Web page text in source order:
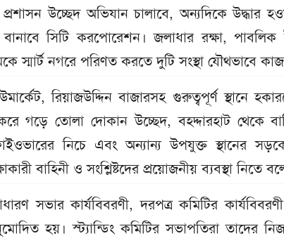
উচ্ছেদ অভিযান চালাবে, অন্যদিকে উদ্ধার
সিটি করপোরেশন। জলাধার রক্ষা, পাবলিক
স্মার্ট নগরে পরিণত করতে দুটি সংস্থা যৌথভাবে
রিয়াজউদ্দিন বাজারসহ গুরুত্বপূর্ণ স্থানে
গড়ে তোলা দোকান উচ্ছেদ, বহদ্দারহাট থেকে
নিচে এবং অন্যান্য উপযুক্ত স্থানের
বাহিনী ও সংশ্লিষ্টদের প্রয়োজনীয় ব্যবস্থা নিতে
সভার কার্যবিবরণী, দরপত্র কমিটির
হয়। স্ট্যান্ডিং কমিটির সভাপতিরা তাদের